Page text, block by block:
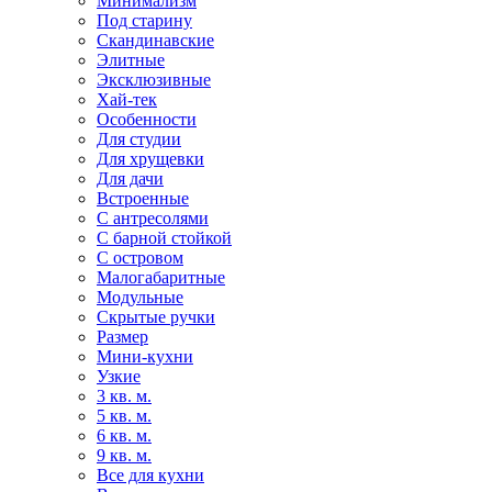
Под старину
Скандинавские
Элитные
Эксклюзивные
Хай-тек
Особенности
Для студии
Для хрущевки
Для дачи
Встроенные
С антресолями
С барной стойкой
С островом
Малогабаритные
Модульные
Скрытые ручки
Размер
Мини-кухни
Узкие
3 кв. м.
5 кв. м.
6 кв. м.
9 кв. м.
Все для кухни